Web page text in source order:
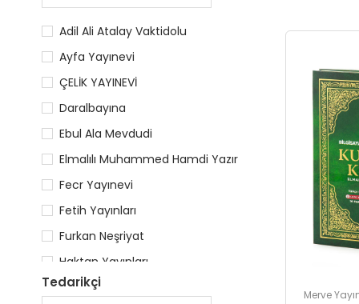
Adil Ali Atalay Vaktidolu
Ayfa Yayınevi
ÇELİK YAYINEVİ
Daralbayına
Ebul Ala Mevdudi
Elmalılı Muhammed Hamdi Yazır
Fecr Yayınevi
Fetih Yayınları
Furkan Neşriyat
Haktan Yayınları
Hayrat Neşriyat
Tedarikçi
Merve